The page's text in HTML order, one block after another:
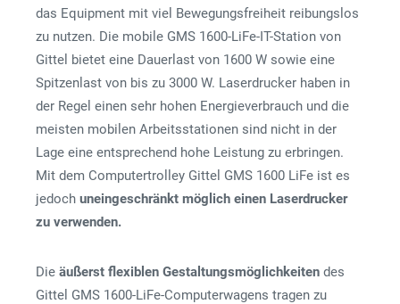
das Equipment mit viel Bewegungsfreiheit reibungslos
zu nutzen. Die mobile GMS 1600-LiFe-IT-Station von
Gittel bietet eine Dauerlast von 1600 W sowie eine
Spitzenlast von bis zu 3000 W. Laserdrucker haben in
der Regel einen sehr hohen Energieverbrauch und die
meisten mobilen Arbeitsstationen sind nicht in der
Lage eine entsprechend hohe Leistung zu erbringen.
Mit dem Computertrolley Gittel GMS 1600 LiFe ist es
jedoch uneingeschränkt möglich einen Laserdrucker
zu verwenden.
Die äußerst flexiblen Gestaltungsmöglichkeiten des
Gittel GMS 1600-LiFe-Computerwagens tragen zu